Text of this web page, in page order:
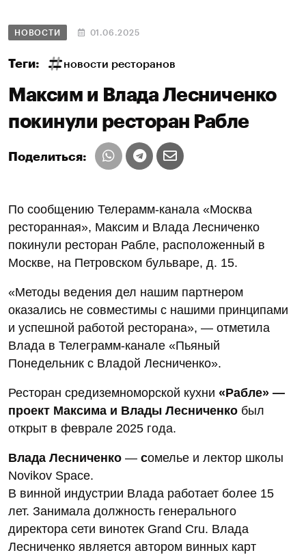
НОВОСТИ 01.06.2025
Теги: новости ресторанов
Максим и Влада Лесниченко
покинули ресторан Рабле
Поделиться:
По сообщению Телерамм-канала «Москва
ресторанная», Максим и Влада Лесниченко
покинули ресторан Рабле, расположенный в
Москве, на Петровском бульваре, д. 15.
«Методы ведения дел нашим партнером
оказались не совместимы с нашими принципами
и успешной работой ресторана», — отметила
Влада в Телеграмм-канале «Пьяный
Понедельник с Владой Лесниченко».
Ресторан средиземноморской кухни «Рабле» —
проект Максима и Влады Лесниченко был
открыт в феврале 2025 года.
Влада Лесниченко — сомелье и лектор школы
Novikov Space.
В винной индустрии Влада работает более 15
лет. Занимала должность генерального
директора сети винотек Grand Cru. Влада
Лесниченко является автором винных карт